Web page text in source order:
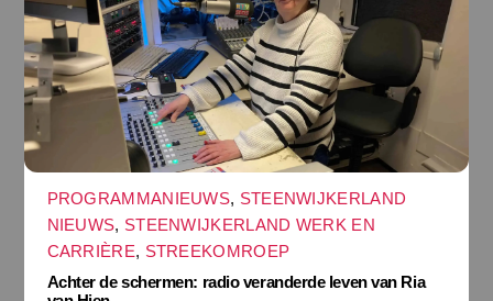
PROGRAMMANIEUWS, STEENWIJKERLAND
NIEUWS, STEENWIJKERLAND WERK EN
CARRIÈRE, STREEKOMROEP
Achter de schermen: radio veranderde leven van Ria